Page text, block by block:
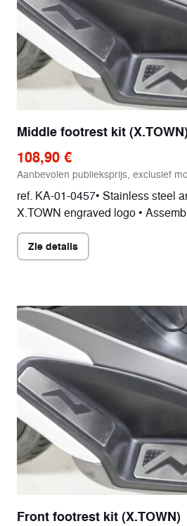
Middle footrest kit
108,90 €
Aanbevolen publieksprijs, exclusief
ref. KA-01-0457• Stainless steel
X.TOWN engraved logo •
Zie details
Front footrest kit (X.TOWN)